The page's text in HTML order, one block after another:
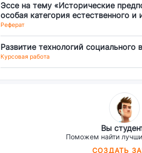
Эссе на тему «Исторические
особая категория естественного и
Реферат
Развитие технологий
Курсовая работа
Вы
Поможем найти
СОЗДАТЬ